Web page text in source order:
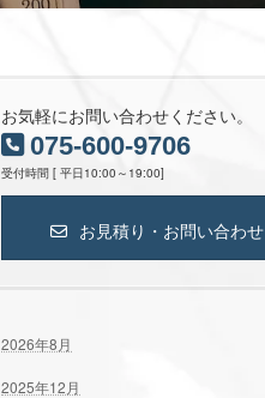
お気軽にお問い合わせください。
075-600-9706
受付時間 [ 平日10:00～19:00]
お見積り・お問い合わせ
2026年8月
2025年12月